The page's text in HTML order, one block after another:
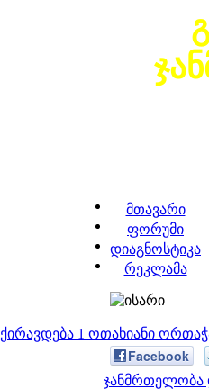
მთავარი
ფორუმი
დიაგნოსტიკა
რეკლამა
ქირავდება 1 ოთახიანი
Facebook
ჯანმრთელობა